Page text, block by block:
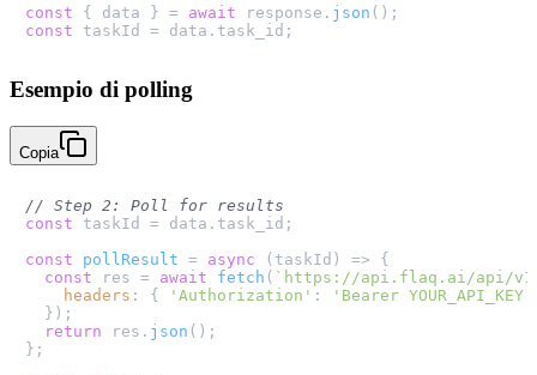
const { data } = await response. json
const taskId = data. task_id
Esempio di polling
Copia
// Step 2: Poll for results
const taskId = data. task_id ;
const
pollResult = async ( taskId ) => {
const res = await fetch ( `https://api.flaq.ai/api/v1/
headers : { 'Authorization' : 'Bearer YOUR_API_KEY'
  });
return res. json ();
};